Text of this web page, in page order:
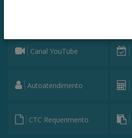
Canal YouTube
Autoatendimento
CTC Requerimento